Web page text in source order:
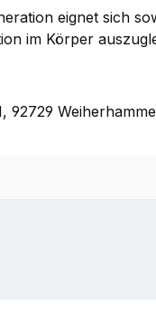
eignet sich
im Körper
92729